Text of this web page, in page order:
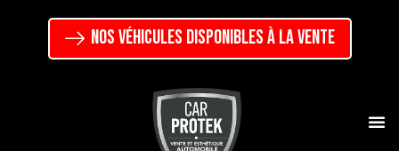
NOS VÉHICULES DISPONIBLES À LA VENTE